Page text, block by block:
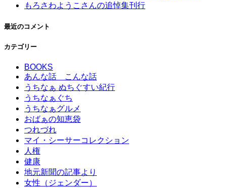
もろさわようこさんの追悼集刊行
最近のコメント
カテゴリー
BOOKS
あんな話 こんな話
うちなぁ ぬちぐすい紀行
うちなぁぐち
うちなぁグルメ
おばぁの知恵袋
つれづれ
マイ・シーサーコレクション
人権
健康
地元新聞の記事より
女性（ジェンダー）